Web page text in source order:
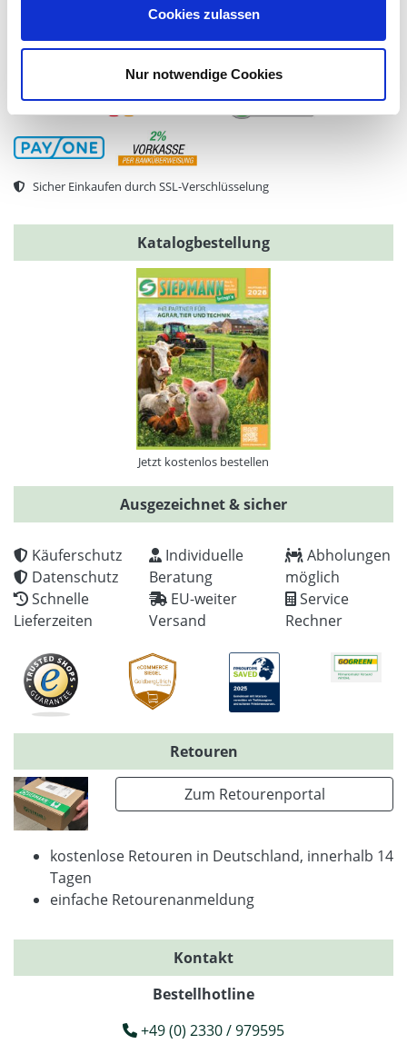
Cookies zulassen
Nur notwendige Cookies
Sicher Einkaufen durch SSL-Verschlüsselung
Katalogbestellung
Jetzt kostenlos bestellen
Ausgezeichnet & sicher
Käuferschutz
Datenschutz
Schnelle
Lieferzeiten
Individuelle
Beratung
EU-weiter
Versand
Abholungen
möglich
Service
Rechner
Retouren
Zum Retourenportal
kostenlose Retouren in Deutschland, innerhalb 14
Tagen
einfache Retourenanmeldung
Kontakt
Bestellhotline
+49 (0) 2330 / 979595